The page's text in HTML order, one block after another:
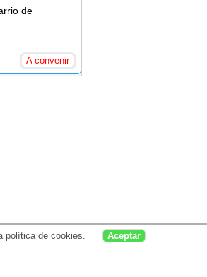
de
A convenir
política de cookies. Aceptar